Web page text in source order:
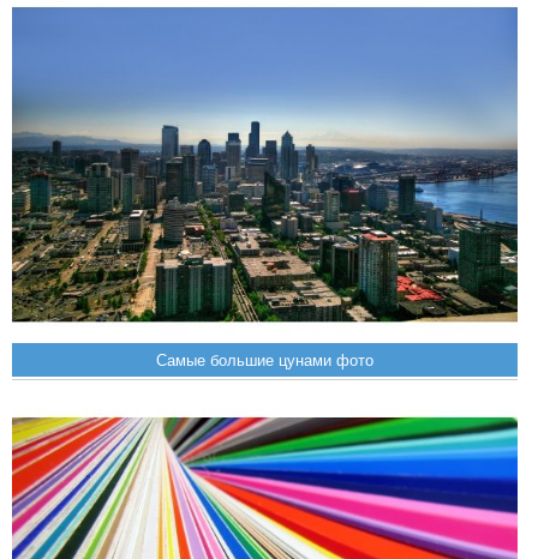
Самые большие цунами фото